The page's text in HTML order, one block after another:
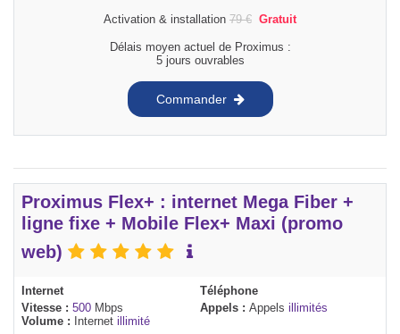
Activation & installation 79€ Gratuit
Délais moyen actuel de Proximus :
5 jours ouvrables
Commander
Proximus Flex+ : internet Mega Fiber +
ligne fixe + Mobile Flex+ Maxi (promo
web)
Internet
Vitesse : 500 Mbps
Volume :
Internet illimité
Téléphone
Appels : Appels illimités